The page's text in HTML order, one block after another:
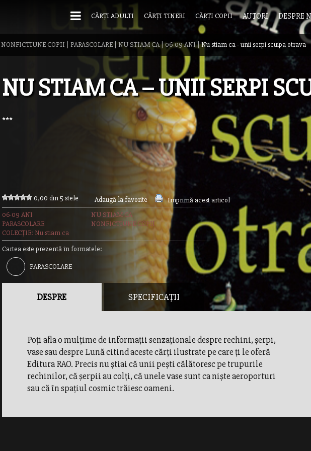
CĂRȚI ADULTI CĂRȚI TINERI CĂRȚI COPII AUTORI DESPRE
NONFICTIUNE COPII PARASCOLARE| NU STIAM CA|06-09 ANI|Nu stiam ca - unii serpi scuipa otrava
NU STIAM CA – UNII SERPI
***
0,00 din 5 stele Adaugă la favorite
Imprimă acest articol
06-09 ANI
NU STIAM CA
PARASCOLARE
NONFICTIUNE COPII
COLECȚIE: Nu stiam ca
Cartea este prezentă în formatele:
PARASCOLARE
DESPRE SPECIFICAȚII
Poţi afla o mulţime de informaţii senzaţionale despre rechini, şerpi,
vase sau despre Lună citind aceste cărţi ilustrate pe care ţi le oferă
Editura RAO. Precis nu ştiai că unii peşti călătoresc pe trupurile
rechinilor, că şerpii au colţi, că unele vase sunt ca nişte aeroporturi
sau că în spaţiul cosmic trăiesc oameni.